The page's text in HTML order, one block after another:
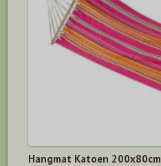
Hangmat Katoen 200x80cm